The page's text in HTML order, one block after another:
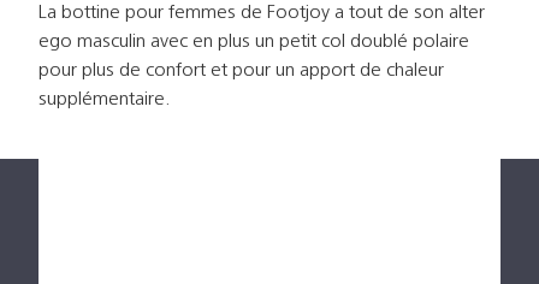
La bottine pour femmes de Footjoy a tout de son alter
ego masculin avec en plus un petit col doublé polaire
pour plus de confort et pour un apport de chaleur
supplémentaire.